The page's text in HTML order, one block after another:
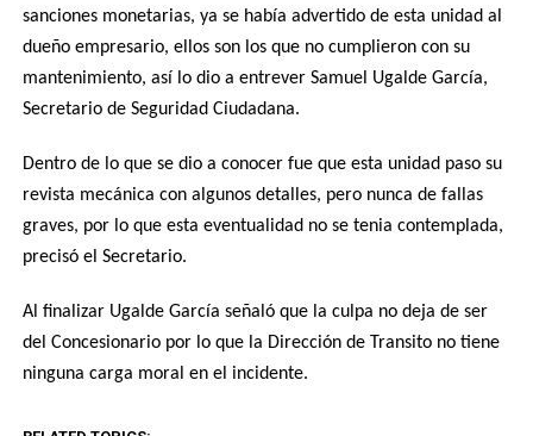
sanciones monetarias, ya se había advertido de esta unidad al
dueño empresario, ellos son los que no cumplieron con su
mantenimiento, así lo dio a entrever Samuel Ugalde García,
Secretario de Seguridad Ciudadana.
Dentro de lo que se dio a conocer fue que esta unidad paso su
revista mecánica con algunos detalles, pero nunca de fallas
graves, por lo que esta eventualidad no se tenia contemplada,
precisó el Secretario.
Al finalizar Ugalde García señaló que la culpa no deja de ser
del Concesionario por lo que la Dirección de Transito no tiene
ninguna carga moral en el incidente.